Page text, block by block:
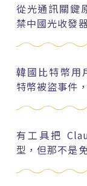
從光通訊關鍵
禁中國光收發
韓國比特幣用
特幣被盜事件
有工具把
型，但那不是